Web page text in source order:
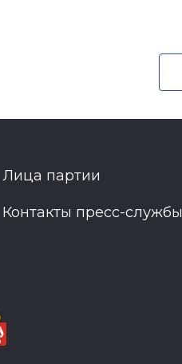
Лица партии
Контакты пресс-службы